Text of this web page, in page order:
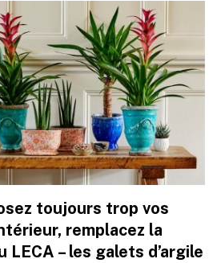
toujours trop vos
remplacez la
LECA – les galets d’argile